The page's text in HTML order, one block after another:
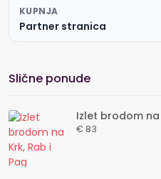
KUPNJA
Partner stranica
Slične ponude
Izlet brodom na
€ 83